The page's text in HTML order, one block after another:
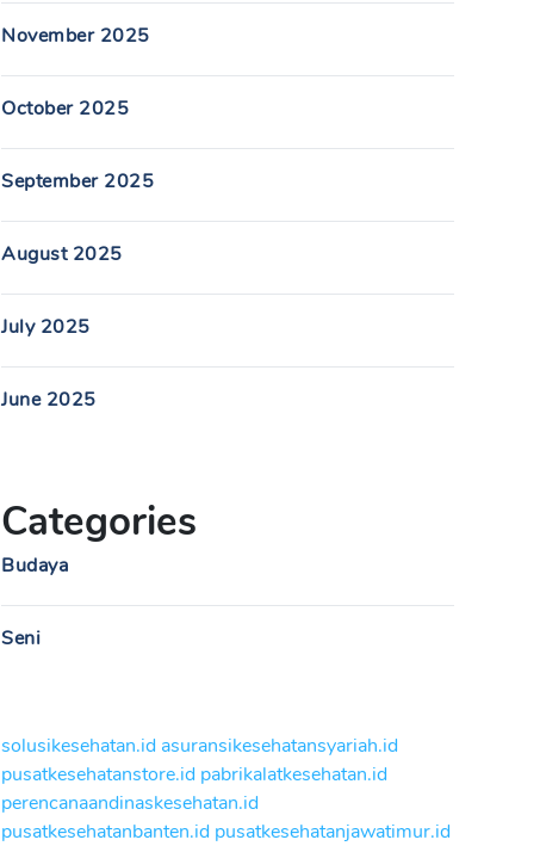
November 2025
October 2025
September 2025
August 2025
July 2025
June 2025
Categories
Budaya
Seni
solusikesehatan.id asuransikesehatansyariah.id
pusatkesehatanstore.id pabrikalatkesehatan.id
perencanaandinaskesehatan.id
pusatkesehatanbanten.id pusatkesehatanjawatimur.id